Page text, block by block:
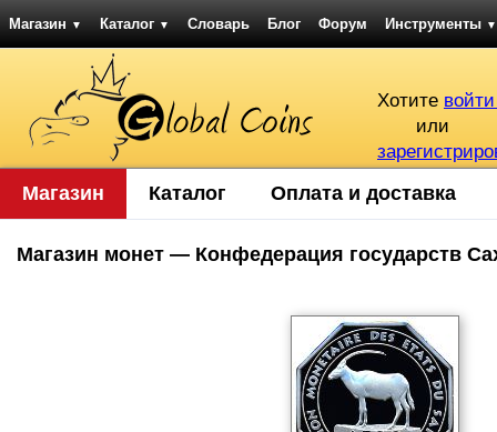
Магазин ▼ Каталог ▼ Словарь Блог Форум Инструменты ▼
Хотите
или
Магазин Каталог Оплата и доставка
Магазин монет — Конфедерация государств